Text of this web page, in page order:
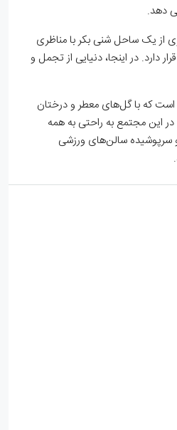
دهد.
در فاصله ۶۰۰ متری از یک ساحل شنی بکر با مناظری
دارد. در اینجا، دنیایی از تجمل و
که با گل‌های معطر و درختان
این مجتمع به راحتی به همه
و سرپوشیده سالن‌های ورزشی